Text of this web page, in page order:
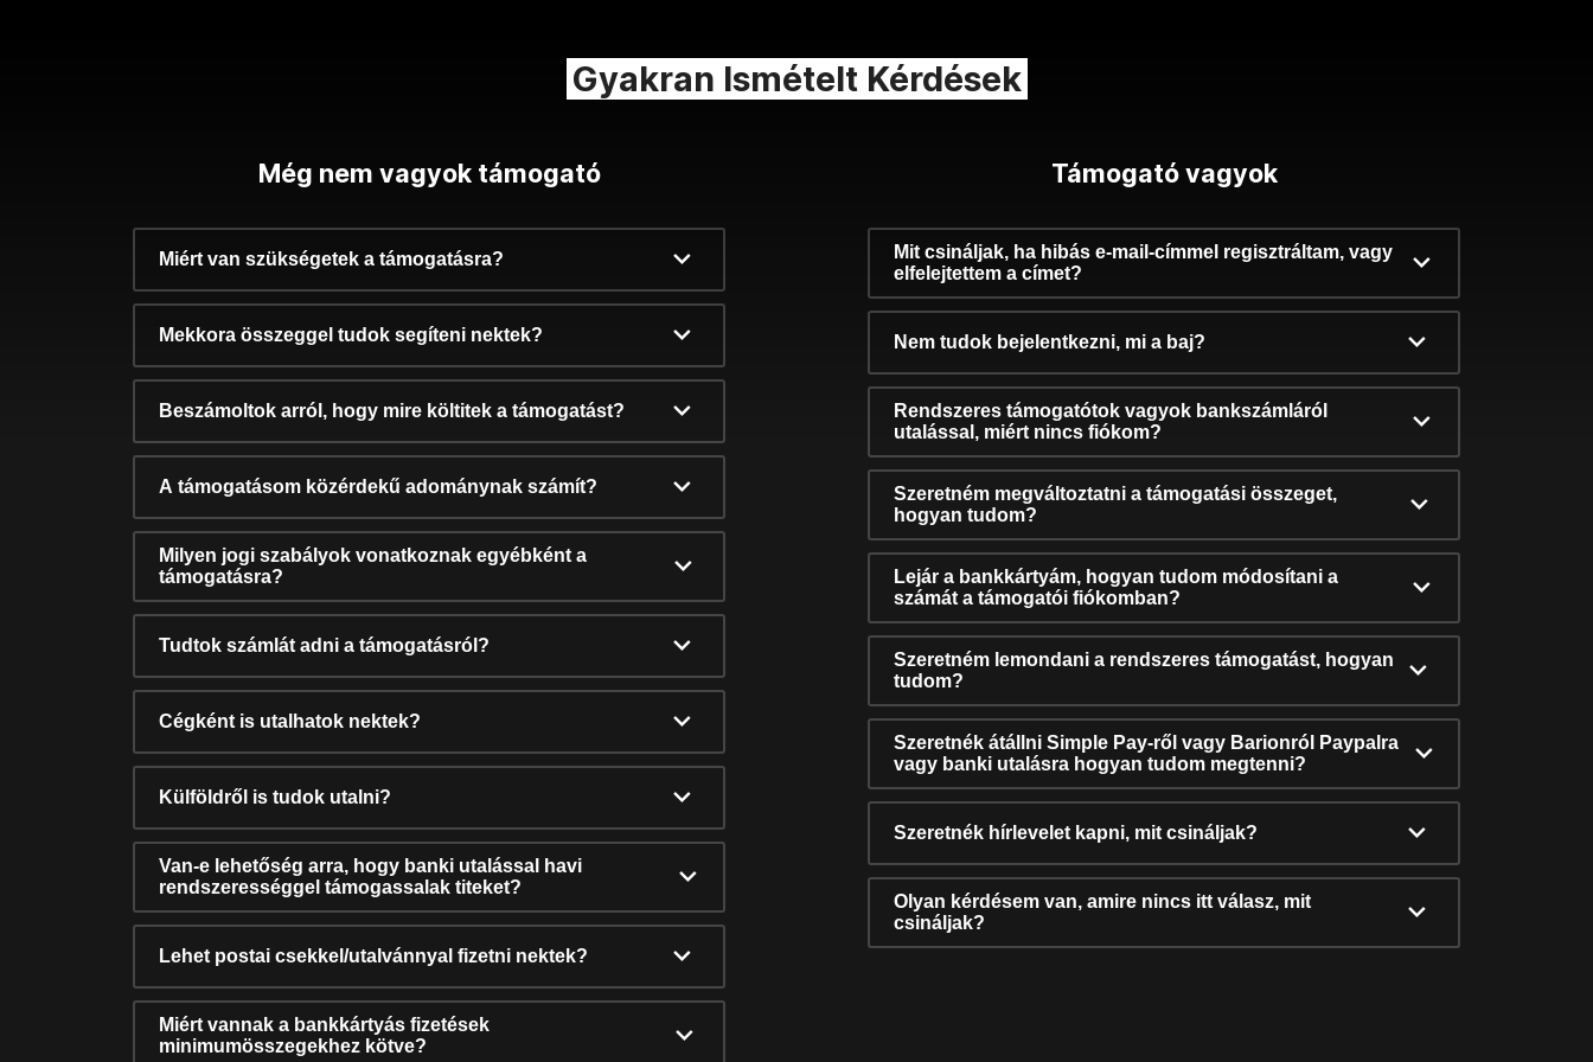
Gyakran Ismételt Kérdések
Még nem vagyok támogató
Miért van szükségetek a támogatásra?
Mekkora összeggel tudok segíteni nektek?
Beszámoltok arról, hogy mire költitek a támogatást?
A támogatásom közérdekű adománynak számít?
Milyen jogi szabályok vonatkoznak egyébként a
támogatásra?
Tudtok számlát adni a támogatásról?
Cégként is utalhatok nektek?
Külföldről is tudok utalni?
Van-e lehetőség arra, hogy banki utalással havi
rendszerességgel támogassalak titeket?
Lehet postai csekkel/utalvánnyal fizetni nektek?
Miért vannak a bankkártyás fizetések
minimumösszegekhez kötve?
Támogató vagyok
Mit csináljak, ha hibás e-mail-címmel regisztráltam, vagy
elfelejtettem a címet?
Nem tudok bejelentkezni, mi a baj?
Rendszeres támogatótok vagyok bankszámláról
utalással, miért nincs fiókom?
Szeretném megváltoztatni a támogatási összeget,
hogyan tudom?
Lejár a bankkártyám, hogyan tudom módosítani a
számát a támogatói fiókomban?
Szeretném lemondani a rendszeres támogatást, hogyan
tudom?
Szeretnék átállni Simple Pay-ről vagy Barionról Paypalra
vagy banki utalásra hogyan tudom megtenni?
Szeretnék hírlevelet kapni, mit csináljak?
Olyan kérdésem van, amire nincs itt válasz, mit
csináljak?